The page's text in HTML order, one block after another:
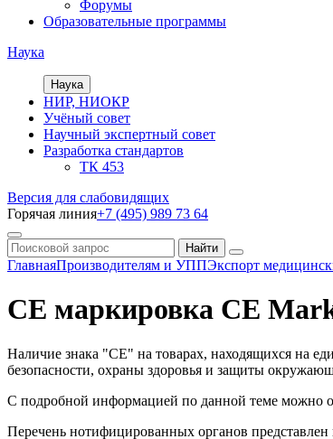
Форумы
Образовательные программы
Наука
Наука
НИР, НИОКР
Учёный совет
Научный экспертный совет
Разработка стандартов
ТК 453
Версия для слабовидящих
Горячая линия+7 (495) 989 73 64
ГлавнаяПроизводителям и УППЭкспорт
CE маркировка CE
Наличие знака "CE" на товарах, находящихся на
безопасности, охраны здоровья и защиты
С подробной информацией по данной теме можно
Перечень нотифицированных органов представлен